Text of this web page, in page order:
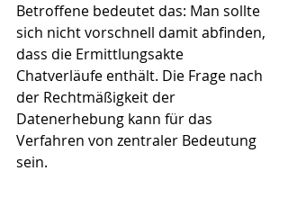
Betroffene bedeutet das: Man sollte
sich nicht vorschnell damit abfinden,
dass die Ermittlungsakte
Chatverläufe enthält. Die Frage nach
der Rechtmäßigkeit der
Datenerhebung kann für das
Verfahren von zentraler Bedeutung
sein.